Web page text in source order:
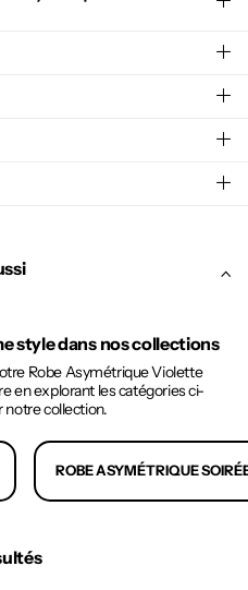
style dans nos collections
Robe Asymétrique Violette
en explorant les catégories ci-
notre collection.
ROBE ASYMÉTRIQUE